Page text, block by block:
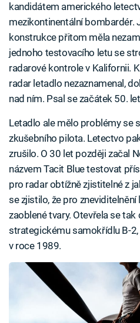
kandidátem amerického
mezikontinentální bombardér.
konstrukce přitom měla
jednoho testovacího letu se
radarové kontrole v Kalifornii.
radar letadlo nezaznamenal,
nad ním. Psal se začátek 50.
Letadlo ale mělo problémy se
zkušebního pilota. Letectvo
zrušilo. O 30 let později začal
názvem Tacit Blue testovat
pro radar obtížně zjistitelné z
se zjistilo, že pro
zaoblené tvary. Otevřela se
strategickému samokřídlu B-
v roce 1989.